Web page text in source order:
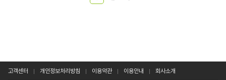
고객센터 개인정보처리방침 이용약관 이용안내 회사소개